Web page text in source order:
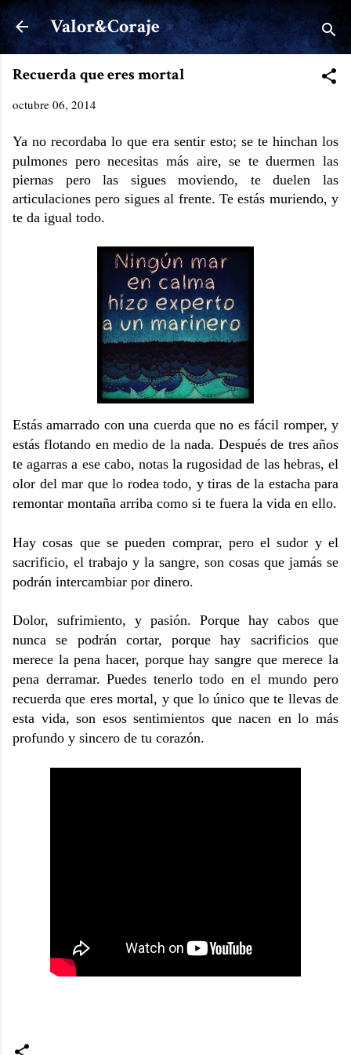
Ir al contenido principal
Valor&Coraje
Recuerda que eres mortal
octubre 06, 2014
Ya no recordaba lo que era sentir esto; se te hinchan los
pulmones pero necesitas más aire, se te duermen las
piernas pero las sigues moviendo, te duelen las
articulaciones pero sigues al frente. Te estás muriendo, y
te da igual todo.
Estás amarrado con una cuerda que no es fácil romper, y
estás flotando en medio de la nada. Después de tres años
te agarras a ese cabo, notas la rugosidad de las hebras, el
olor del mar que lo rodea todo, y tiras de la estacha para
remontar montaña arriba como si te fuera la vida en ello.
Hay cosas que se pueden comprar, pero el sudor y el
sacrificio, el trabajo y la sangre, son cosas que jamás se
podrán intercambiar por dinero.
Dolor, sufrimiento, y pasión. Porque hay cabos que
nunca se podrán cortar, porque hay sacrificios que
merece la pena hacer, porque hay sangre que merece la
pena derramar. Puedes tenerlo todo en el mundo pero
recuerda que eres mortal, y que lo único que te llevas de
esta vida, son esos sentimientos que nacen en lo más
profundo y sincero de tu corazón.